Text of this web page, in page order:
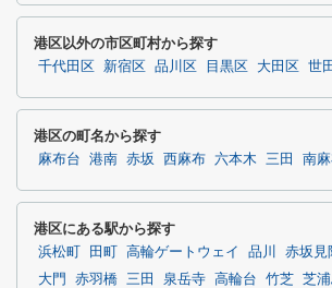
港区以外の市区町村から探す
千代田区 新宿区 品川区 目黒区 大田区 世
港区の町名から探す
麻布台 港南 赤坂 西麻布 六本木 三田 南
港区にある駅から探す
浜松町 田町 高輪ゲートウェイ 品川 赤坂見
大門
赤羽橋 三田 泉岳寺 高輪台 竹芝 芝